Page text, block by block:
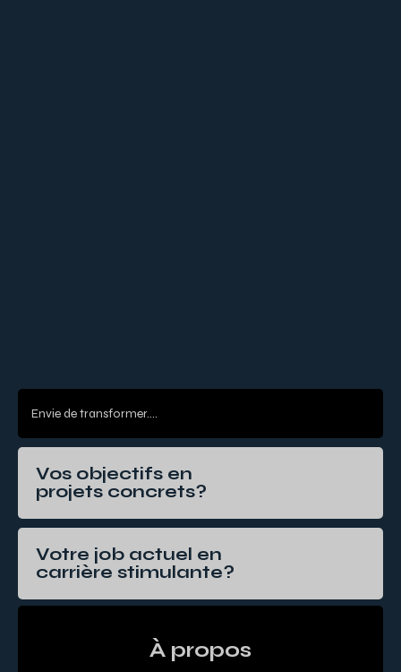
Envie de transformer....
Vos objectifs en
projets concrets?
Votre job actuel en
carrière stimulante?
À propos